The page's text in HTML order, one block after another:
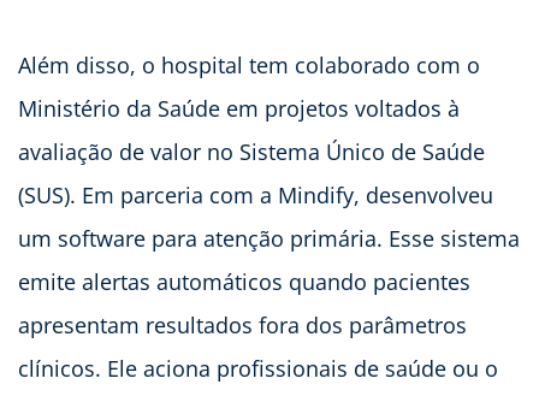
Além disso, o hospital tem colaborado com o
Ministério da Saúde em projetos voltados à
avaliação de valor no Sistema Único de Saúde
(SUS). Em parceria com a Mindify, desenvolveu
um software para atenção primária. Esse sistema
emite alertas automáticos quando pacientes
apresentam resultados fora dos parâmetros
clínicos. Ele aciona profissionais de saúde ou o